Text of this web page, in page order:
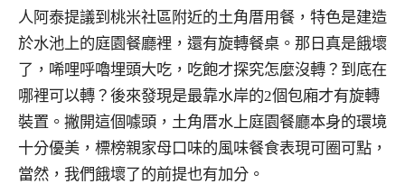
人阿泰提議到桃米社區附近的土角厝用餐，特色是建造
於水池上的庭園餐廳裡，還有旋轉餐桌。那日真是餓壞
了，唏哩呼嚕埋頭大吃，吃飽才探究怎麼沒轉？到底在
哪裡可以轉？後來發現是最靠水岸的2個包廂才有旋轉
裝置。撇開這個噱頭，土角厝水上庭園餐廳本身的環境
十分優美，標榜親家母口味的風味餐食表現可圈可點，
當然，我們餓壞了的前提也有加分。